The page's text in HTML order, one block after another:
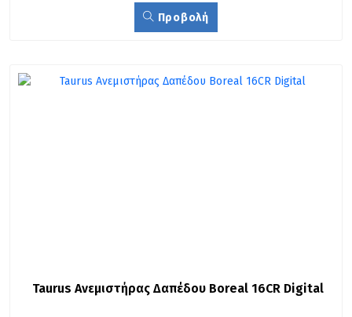
Προβολή
Taurus Ανεμιστήρας Δαπέδου Boreal 16CR Digital